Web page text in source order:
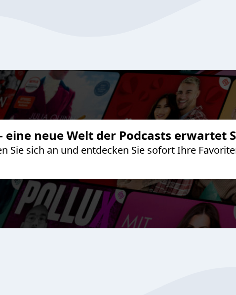
eine neue Welt der Podcasts erwartet
Sie sich an und entdecken Sie sofort Ihre